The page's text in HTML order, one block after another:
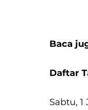
Baca
Daftar